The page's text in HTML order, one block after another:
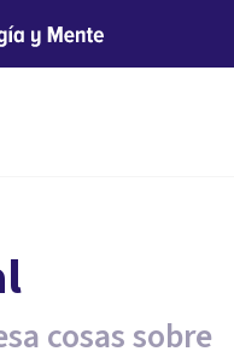
cosas sobre